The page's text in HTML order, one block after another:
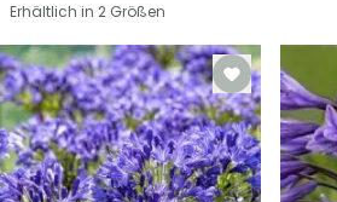
Erhältlich in 2 Größen